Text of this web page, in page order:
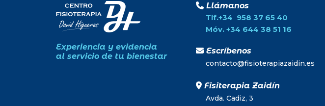
Experiencia y evidencia
al servicio de tu bienestar
Llámanos
Tlf.+34 958 37 65 40
Móv. +34 644 38 51 16
Escríbenos
contacto@fisioterapiazaidin.es
Fisiterapia Zaidín
Avda. Cadiz, 3